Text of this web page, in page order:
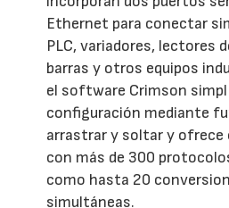
Ethernet para conectar
PLC, variadores, lectores
barras y otros equipos
el software Crimson
configuración mediante
arrastrar y soltar y ofrece
con más de 300
como hasta 20
simultáneas.